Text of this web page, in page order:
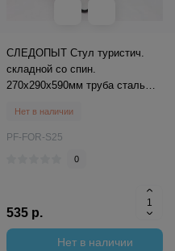
СЛЕДОПЫТ Стул туристич.
складной со спин.
270х290х590мм труба сталь
Нет в наличии
PF-FOR-S25
0
535 р.
Нет в наличии